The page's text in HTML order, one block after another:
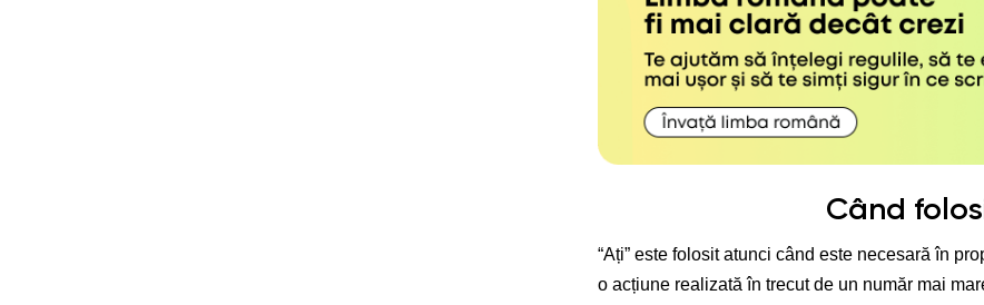
Când
“Ați” este folosit atunci când este necesară în
o acțiune realizată în trecut de un număr mai